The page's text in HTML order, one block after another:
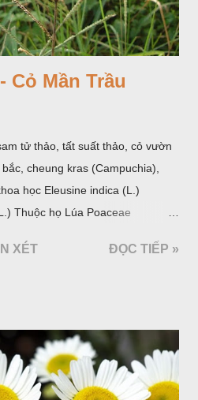
Cỏ Mần Trầu
tử thảo, tất suất thảo, cỏ vườn
cheung kras (Campuchia),
học Eleusine indica (L.)
Thuộc họ Lúa Poaceae
XÉT ĐỌC TIẾP »